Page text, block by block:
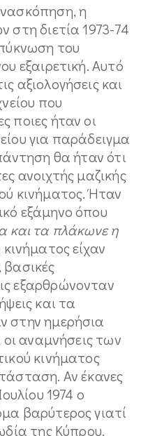
η
στη διετία 1973-74
του
εξαιρετική. Αυτό
αξιολογήσεις και
που
ποιες ήταν οι
για παράδειγμα
θα ήταν ότι
ανοιχτής μαζικής
κινήματος. Ήταν
εξάμηνο όπου
και τα πλάκωνε η
είχαν
εξαρθρώνονταν
και τα
στην ημερήσια
οι αναμνήσεις των
κινήματος
Αν έκανες
1974 ο
βαρύτερος γιατί
της Κύπρου.